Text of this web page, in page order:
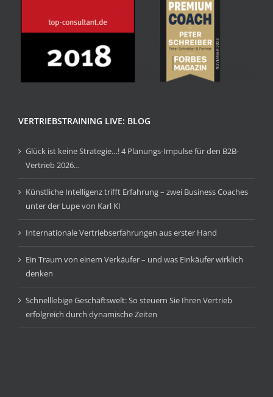
VERTRIEBSTRAINING LIVE: BLOG
Glück ist keine Strategie…! 4 Planungs-Impulse für den B2B-
Vertrieb 2026…
Künstliche Intelligenz trifft Erfahrung – zwei Business Coaches
unter der Lupe von Karl KI
Internationale Vertriebserfahrungen aus erster Hand
Ein Traum von einem Verkäufer – und was Einkäufer wirklich
denken
Schnelllebige Geschäftswelt: So steuern Sie Ihren Vertrieb
erfolgreich durch dynamische Zeiten